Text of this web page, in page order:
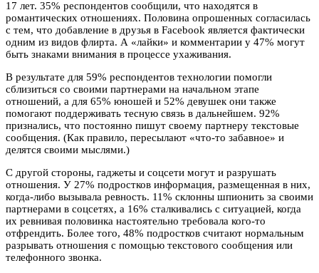
17 лет. 35% респондентов сообщили, что находятся в
романтических отношениях. Половина опрошенных согласилась
с тем, что добавление в друзья в Facebook является фактически
одним из видов флирта. А «лайки» и комментарии у 47% могут
быть знаками внимания в процессе ухаживания.
В результате для 59% респондентов технологии помогли
сблизиться со своими партнерами на начальном этапе
отношений, а для 65% юношей и 52% девушек они также
помогают поддерживать тесную связь в дальнейшем. 92%
признались, что постоянно пишут своему партнеру текстовые
сообщения. (Как правило, пересылают «что-то забавное» и
делятся своими мыслями.)
С другой стороны, гаджеты и соцсети могут и разрушать
отношения. У 27% подростков информация, размещенная в них,
когда-либо вызывала ревность. 11% склонны шпионить за своими
партнерами в соцсетях, а 16% сталкивались с ситуацией, когда
их ревнивая половинка настоятельно требовала кого-то
отфрендить. Более того, 48% подростков считают нормальным
разрывать отношения с помощью текстового сообщения или
телефонного звонка.